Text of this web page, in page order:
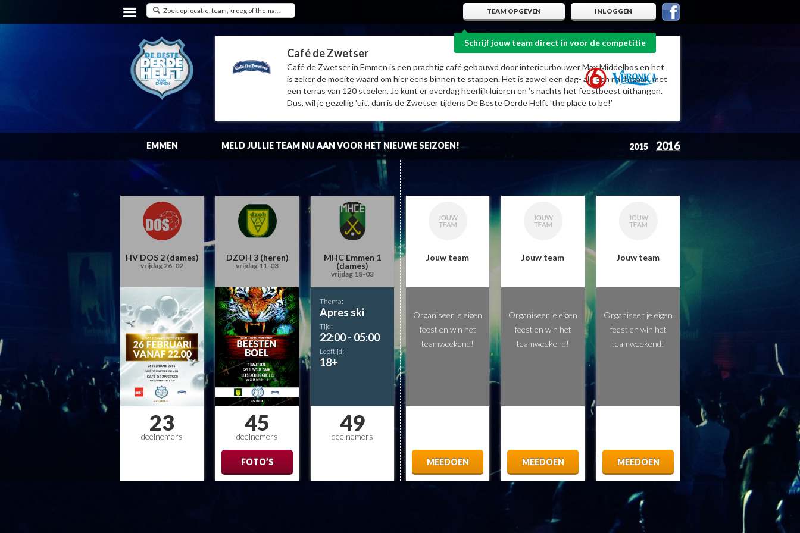
INLOGGEN
TEAM OPGEVEN
Schrijf jouw team direct in voor de competitie
Café de Zwetser
Café de Zwetser in Emmen is een prachtig café gebouwd door interieurbouwer Max Middelbos en het
is zeker de moeite waard om hier eens binnen te stappen. Het is zowel een dag- als een nachtzaak, met
een terras van 120 stoelen. Je kunt er overdag heerlijk luieren en 's nachts het feestbeest uithangen.
Dus, wil je gezellig 'uit', dan is de Zwetser tijdens De Beste Derde Helft 'the place to be!'
EMMEN MELD JULLIE TEAM NU AAN VOOR HET NIEUWE SEIZOEN! 2015 2016
HV DOS 2 (dames)
vrijdag 26-02
23
deelnemers
DZOH 3 (heren)
vrijdag 11-03
45
deelnemers
FOTO’S
MHC Emmen 1
(dames)
vrijdag 18-03
Thema:
Apres ski
Tijd:
22:00 - 05:00
Leeftijd:
18+
49
deelnemers
Jouw team
Organiseer je eigen
feest en win het
teamweekend!
MEEDOEN
Jouw team
Organiseer je eigen
feest en win het
teamweekend!
MEEDOEN
Jouw team
Organiseer je eigen
feest en win het
teamweekend!
MEEDOEN